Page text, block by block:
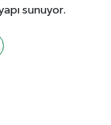
sunuyor.